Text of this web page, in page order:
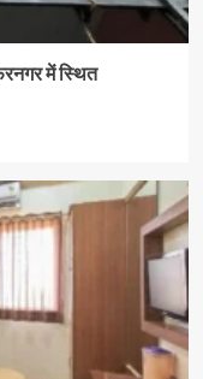
में स्थित